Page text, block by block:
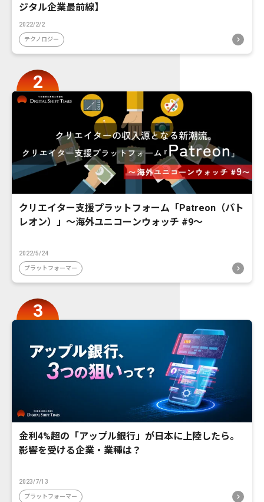
ジタル企業最前線】
2022/2/2
テクノロジー
クリエイター支援プラットフォーム「Patreon（パト
レオン）」〜海外ユニコーンウォッチ #9〜
2022/5/24
プラットフォーマー
金利4%超の「アップル銀行」が日本に上陸したら。
影響を受ける企業・業種は？
2023/7/13
プラットフォーマー